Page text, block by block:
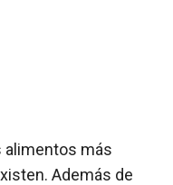
alimentos más
Además de